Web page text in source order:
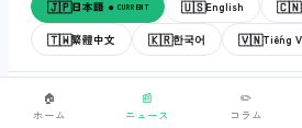
🇯🇵日本語 ● CURRENT 🇺🇸English 🇨🇳
🇹🇼繁體中文 🇰🇷한국어 🇻🇳Tiếng
© 2018-2026 sqool.co.jp ‧ All rights reserved.
● ALL SYSTEMS NORMAL
🏠
ホーム
📰
ニュース
✏️
コラム